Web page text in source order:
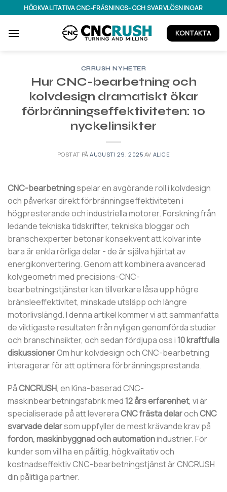
till
innehållet
HÖGKVALITATIVA CNC-FRÄSNINGS- OCH SVARVLÖSNINGAR
KONTAKTA
CRRUSH NYHETER
Hur CNC-bearbetning och
kolvdesign dramatiskt ökar
förbränningseffektiviteten: 10
nyckelinsikter
POSTAT PÅAUGUSTI 29, 2025 AV ALICE
CNC-bearbetningspelar en avgörande roll i kolvdesign
och påverkar direkt förbränningseffektiviteten i
högpresterande och industriella motorer. Forskning från
ledande tekniska tidskrifter, tekniska bloggar och
branschexperter betonar konsekvent att kolvar inte
bara är enkla rörliga delar - de är själva hjärtat av
energikonvertering. Genom att kombinera avancerad
kolvgeometri med precisions-CNC-
bearbetningstjänster kan tillverkare låsa upp högre
bränsleeffektivitet, minskade utsläpp och längre
motorlivslängd. I denna artikel kommer vi att sammanfatta
de viktigaste resultaten från nyligen genomförda studier
och branschinsikter, och sedan fördjupa oss i10 kraftfulla
diskussionerOm hur kolvdesign och CNC-bearbetning
interagerar för att optimera förbränningsprestanda.
PåCNCRUSH, en Kina-baserad CNC-
maskinbearbetningsfabrik med12 års erfarenhet, vi är
specialiserade på att levereraCNC frästa delarochCNC
svarvade delarsom uppfyller de mest krävande krav på
fordon, maskinbyggnad och automationindustrier. För
kunder som vill ha en pålitlig, högkvalitativ och
kostnadseffektiv CNC-bearbetningstjänst är CNCRUSH
din pålitliga partner.